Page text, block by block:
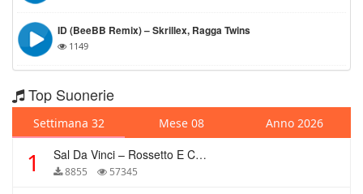
ID (BeeBB Remix) – Skrillex, Ragga Twins
1149
Top Suonerie
Settimana 32 Mese 08 Anno 2026
1 Sal Da Vinci – Rossetto E Caffè
8855 57345